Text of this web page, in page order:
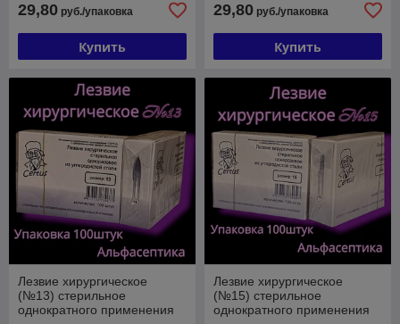
29,80 руб./упаковка
Купить
29,80 руб./упаковка
Купить
Лезвие хирургическое
(№13) стерильное
однократного применения
Лезвие хирургическое
(№15) стерильное
однократного применения